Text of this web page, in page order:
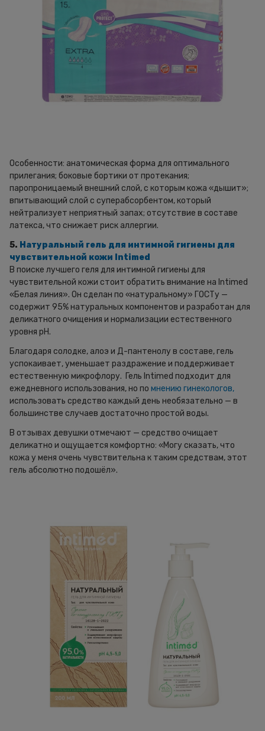
Особенности: анатомическая форма для оптимального
прилегания; боковые бортики от протекания;
паропроницаемый внешний слой, с которым кожа «дышит»;
впитывающий слой с суперабсорбентом, который
нейтрализует неприятный запах; отсутствие в составе
латекса, что снижает риск аллергии.
5. Натуральный гель для интимной гигиены для
чувствительной кожи Intimed
В поиске лучшего геля для интимной гигиены для
чувствительной кожи стоит обратить внимание на Intimed
«Белая линия». Он сделан по «натуральному» ГОСТу —
содержит 95% натуральных компонентов и разработан для
деликатного очищения и нормализации естественного
уровня pH.
Благодаря солодке, алоэ и Д-пантенолу в составе, гель
успокаивает, уменьшает раздражение и поддерживает
естественную микрофлору. Гель Intimed подходит для
ежедневного использования, но по мнению гинекологов,
использовать средство каждый день необязательно — в
большинстве случаев достаточно простой воды.
В отзывах девушки отмечают — средство очищает
деликатно и ощущается комфортно: «Могу сказать, что
кожа у меня очень чувствительна к таким средствам, этот
гель абсолютно подошёл».